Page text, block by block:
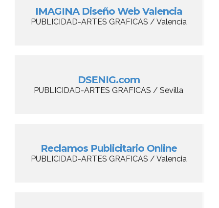
IMAGINA Diseño Web Valencia
PUBLICIDAD-ARTES GRAFICAS / Valencia
DSENIG.com
PUBLICIDAD-ARTES GRAFICAS / Sevilla
Reclamos Publicitario Online
PUBLICIDAD-ARTES GRAFICAS / Valencia